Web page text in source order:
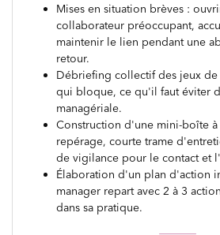
Mises en situation brèves :
collaborateur préoccupant,
maintenir le lien pendant une
retour.
Débriefing collectif des jeux
qui bloque, ce qu'il faut éviter
managériale.
Construction d'une mini-boîte
repérage, courte trame
de vigilance pour le contact et
Élaboration d'un plan d'action
manager repart avec 2 à 3
dans sa pratique.